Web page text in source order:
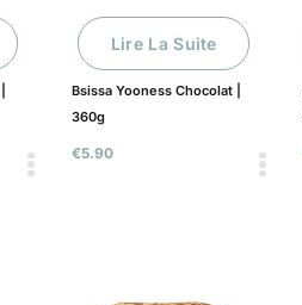
€5.90
Bsissa Yooness Chocolat |
360g
Lire La Suite